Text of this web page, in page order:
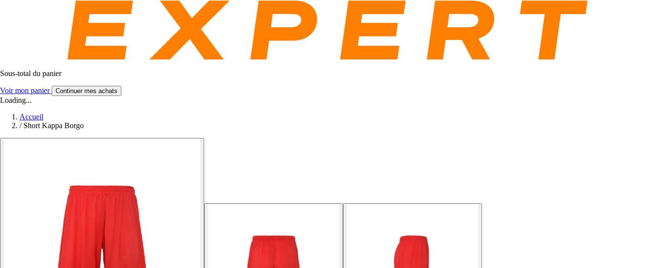
Sous-total du panier
Voir mon panier Continuer mes achats
Loading...
Accueil
/ Short Kappa Borgo